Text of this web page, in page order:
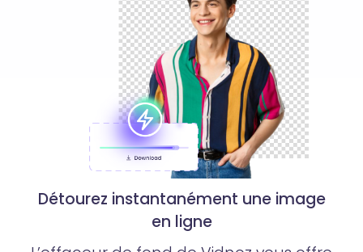
Détourez instantanément une image
en ligne